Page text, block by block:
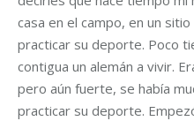
casa en el campo, en un
practicar su deporte. Poco
contigua un alemán a vivir.
pero aún fuerte, se había
practicar su deporte.